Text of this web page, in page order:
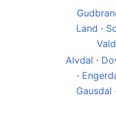
Land ·
Alvdal ·
·
Gausdal ·